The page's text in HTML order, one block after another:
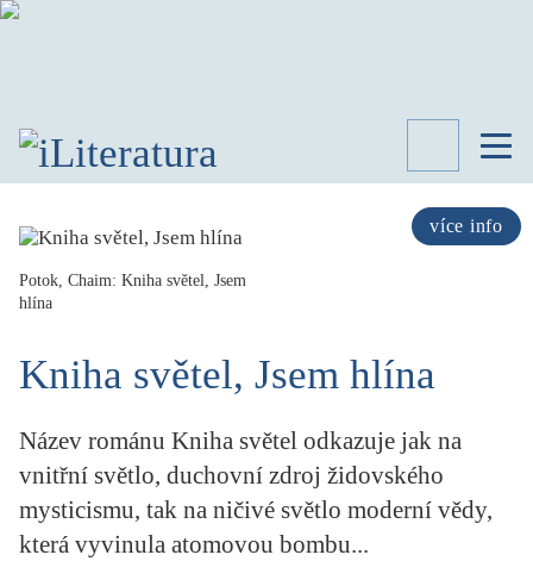
více info
SPISOVATELÉ
KATEGORIE
PŘEHLED
STUDIE
KRITIKA PŘEKLADU
Potok, Chaim: Kniha světel, Jsem
hlína
Kniha světel, Jsem hlína
Název románu Kniha světel odkazuje jak na
vnitřní světlo, duchovní zdroj židovského
mysticismu, tak na ničivé světlo moderní vědy,
která vyvinula atomovou bombu...